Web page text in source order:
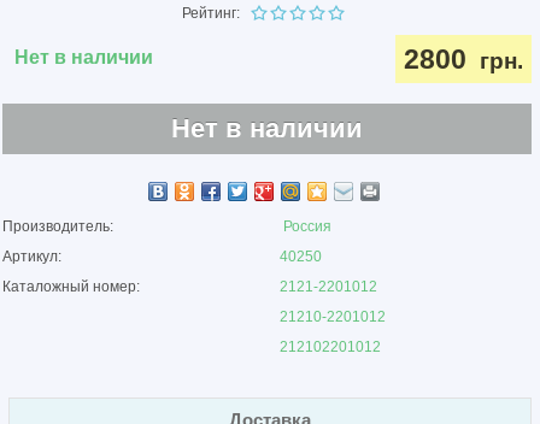
Рейтинг:
Нет в наличии 2800 грн.
Нет в наличии
Производитель:
Россия
Артикул:
40250
Каталожный номер:
2121-2201012
21210-2201012
212102201012